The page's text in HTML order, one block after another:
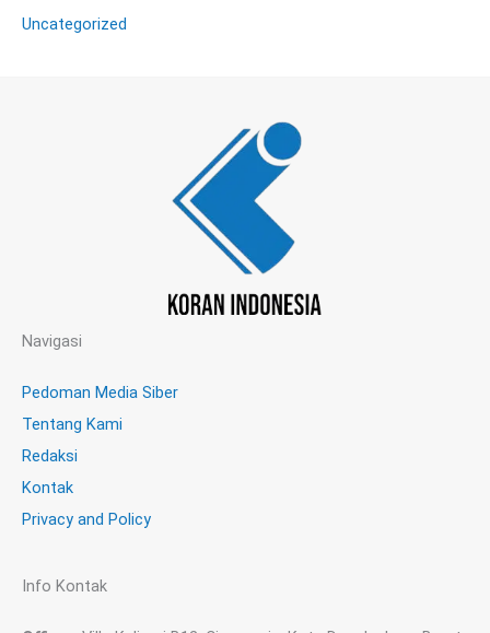
Uncategorized
Navigasi
Pedoman Media Siber
Tentang Kami
Redaksi
Kontak
Privacy and Policy
Info Kontak